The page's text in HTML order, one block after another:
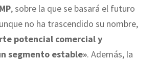
, sobre la que se basará el futuro
no ha trascendido su nombre,
potencial comercial y
segmento estable». Además, la